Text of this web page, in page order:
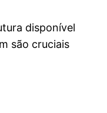
disponível
são cruciais